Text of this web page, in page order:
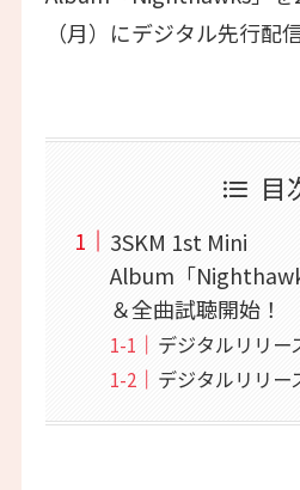
（月）にデジタル先行配
目
3SKM 1st Mini
Album「
＆全曲試聴開始！
デジタルリリー
デジタルリリー